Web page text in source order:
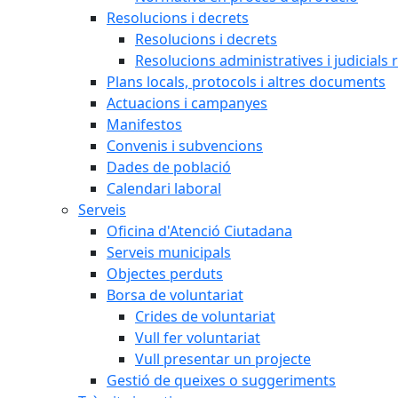
Resolucions i decrets
Resolucions i decrets
Resolucions administratives i judicials
Plans locals, protocols i altres documents
Actuacions i campanyes
Manifestos
Convenis i subvencions
Dades de població
Calendari laboral
Serveis
Oficina d'Atenció Ciutadana
Serveis municipals
Objectes perduts
Borsa de voluntariat
Crides de voluntariat
Vull fer voluntariat
Vull presentar un projecte
Gestió de queixes o suggeriments